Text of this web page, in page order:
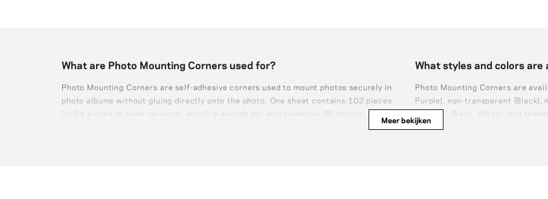
What are Photo Mounting Corners used for?
Photo Mounting Corners are self-adhesive corners used to mount photos securely in
photo albums without gluing directly onto the photo. One sheet contains 102 pieces
(or 24 pieces in some variants), which is enough for approximately 25 photos.
What styles and colors
Photo Mounting Corners are
Purple), non-transparent (Black),
(Natural, Black, White), and
variants are $0.99 per pack.
Meer bekijken